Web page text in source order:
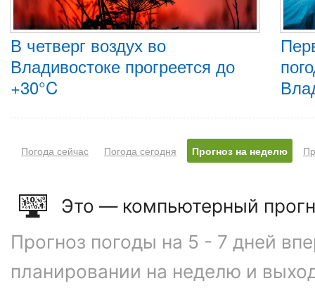
В четверг воздух во
Владивостоке прогреется до
+30°C
Погода сейчас Погода сегодня Прогноз на неделю
Это — компьютерный
Прогноз погоды на 5 - 7 дней
планировании на неделю и